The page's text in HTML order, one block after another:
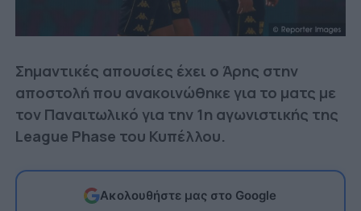
Σημαντικές απουσίες έχει ο Άρης στην
αποστολή που ανακοινώθηκε για το ματς με
τον Παναιτωλικό για την 1η αγωνιστικής της
League Phase του Κυπέλλου.
Ακολουθήστε μας στο Google